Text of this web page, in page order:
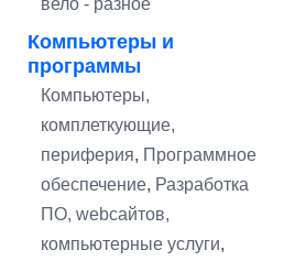
вело - разное
Компьютеры и
программы
Компьютеры,
комплеткующие,
периферия, Программное
обеспечение, Разработка
ПО, webсайтов,
компьютерные услуги,